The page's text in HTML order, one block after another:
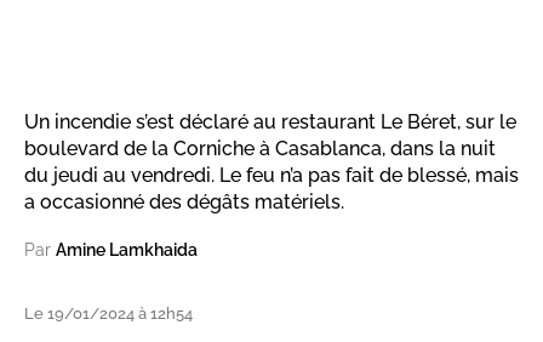
Un incendie s’est déclaré au restaurant Le Béret, sur le
boulevard de la Corniche à Casablanca, dans la nuit
du jeudi au vendredi. Le feu n’a pas fait de blessé, mais
a occasionné des dégâts matériels.
Par Amine Lamkhaida
Le 19/01/2024 à 12h54